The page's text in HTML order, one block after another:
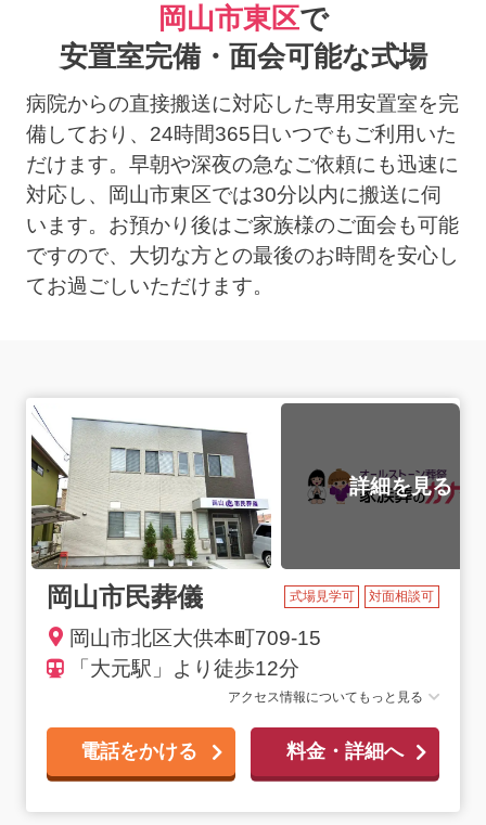
岡山市東区で
安置室完備・面会可能な式場
病院からの直接搬送に対応した専用安置室を完
備しており、24時間365日いつでもご利用いた
だけます。早朝や深夜の急なご依頼にも迅速に
対応し、岡山市東区では30分以内に搬送に伺
います。お預かり後はご家族様のご面会も可能
ですので、大切な方との最後のお時間を安心し
てお過ごしいただけます。
岡山市民葬儀 式場見学可 対面相談可
岡山市北区大供本町709-15
「大元駅」より徒歩12分
アクセス情報についてもっと見る
電話をかける 料金・詳細へ